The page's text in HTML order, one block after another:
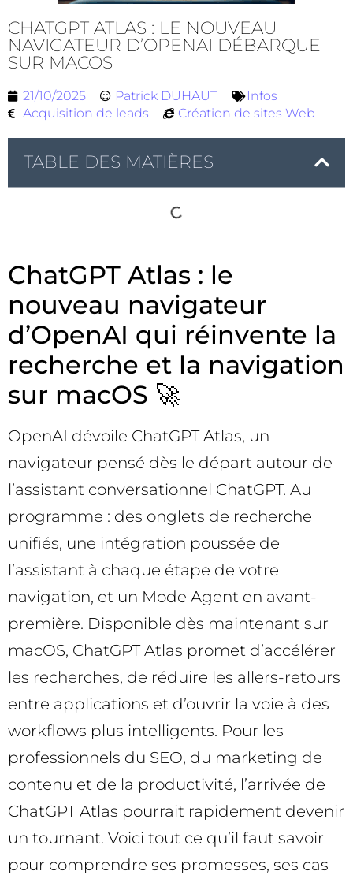
CHATGPT ATLAS : LE NOUVEAU
NAVIGATEUR D’OPENAI DÉBARQUE
SUR MACOS
21/10/2025 Patrick DUHAUT
Infos
Acquisition de leads
Création de sites Web
TABLE DES MATIÈRES
ChatGPT Atlas : le
nouveau navigateur
d’OpenAI qui réinvente la
recherche et la navigation
sur macOS 🚀
OpenAI dévoile ChatGPT Atlas, un
navigateur pensé dès le départ autour de
l’assistant conversationnel ChatGPT. Au
programme : des onglets de recherche
unifiés, une intégration poussée de
l’assistant à chaque étape de votre
navigation, et un Mode Agent en avant-
première. Disponible dès maintenant sur
macOS, ChatGPT Atlas promet d’accélérer
les recherches, de réduire les allers-retours
entre applications et d’ouvrir la voie à des
workflows plus intelligents. Pour les
professionnels du SEO, du marketing de
contenu et de la productivité, l’arrivée de
ChatGPT Atlas pourrait rapidement devenir
un tournant. Voici tout ce qu’il faut savoir
pour comprendre ses promesses, ses cas